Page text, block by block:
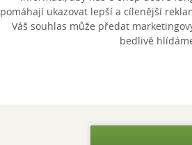
pomáhají ukazovat lepší a cílenější
Váš souhlas může předat
bedlivě